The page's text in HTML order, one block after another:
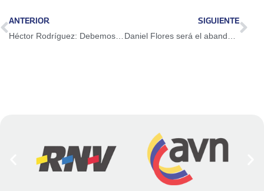
ANTERIOR
Héctor Rodríguez: Debemos aislar el odio e imponer la paz y la democracia
SIGUIENTE
Daniel Flores será el abanderado en los Bolivarianos de Playa